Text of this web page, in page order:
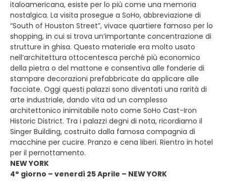
italoamericana, esiste per lo più come una memoria
nostalgica. La visita prosegue a SoHo, abbreviazione di
“South of Houston Street”, vivace quartiere famoso per lo
shopping, in cui si trova un’importante concentrazione di
strutture in ghisa. Questo materiale era molto usato
nell’architettura ottocentesca perché più economico
della pietra o del mattone e consentiva alle fonderie di
stampare decorazioni prefabbricate da applicare alle
facciate. Oggi questi palazzi sono diventati una rarità di
arte industriale, dando vita ad un complesso
architettonico inimitabile noto come SoHo Cast-Iron
Historic District. Tra i palazzi degni di nota, ricordiamo il
Singer Building, costruito dalla famosa compagnia di
macchine per cucire. Pranzo e cena liberi. Rientro in hotel
per il pernottamento.
NEW YORK
4° giorno – venerdì 25 Aprile – NEW YORK